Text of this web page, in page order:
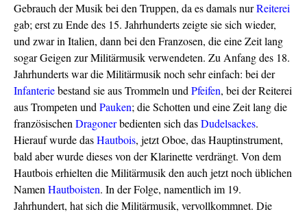
Gebrauch der Musik bei den Truppen, da es damals nurReiterei
gab; erst zu Ende des 15. Jahrhunderts zeigte sie sich wieder,
und zwar in Italien, dann bei den Franzosen, die eine Zeit lang
sogar Geigen zur Militärmusik verwendeten. Zu Anfang des 18.
Jahrhunderts war die Militärmusik noch sehr einfach: bei der
Infanteriebestand sie aus Trommeln undPfeifen, bei der Reiterei
aus Trompeten undPauken; die Schotten und eine Zeit lang die
französischenDragonerbedienten sich dasDudelsackes.
Hierauf wurde dasHautbois, jetzt Oboe, das Hauptinstrument,
bald aber wurde dieses von der Klarinette verdrängt. Von dem
Hautbois erhielten die Militärmusik den auch jetzt noch üblichen
NamenHautboisten. In der Folge, namentlich im 19.
Jahrhundert, hat sich die Militärmusik, vervollkommnet. Die